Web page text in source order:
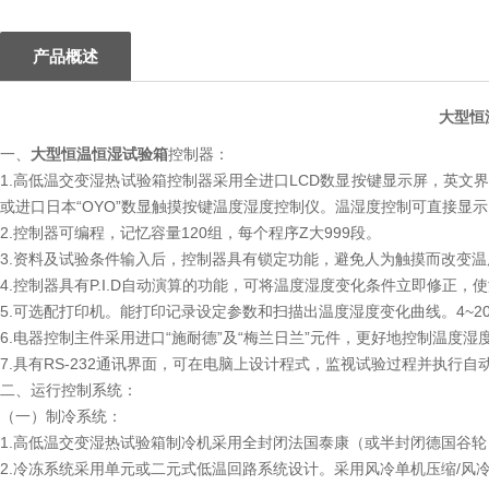
产品概述
大型恒
一、 大型恒温恒湿试验箱控制器：
1.高低温交变湿热试验箱控制器采用全进口LCD数显按键显示屏，英
或进口日本“OYO”数显触摸按键温度湿度控制仪。温湿度控制可直接显
2.控制器可编程，记忆容量120组，每个程序Z大999段。
3.资料及试验条件输入后，控制器具有锁定功能，避免人为触摸而改变
4.控制器具有P.I.D自动演算的功能，可将温度湿度变化条件立即修正，
5.可选配打印机。能打印记录设定参数和扫描出温度湿度变化曲线。
6.电器控制主件采用进口“施耐德”及“梅兰日兰”元件，更好地控制温度湿
7.具有RS-232通讯界面，可在电脑上设计程式，监视试验过程并执行自
二、运行控制系统：
（一）制冷系统：
1.高低温交变湿热试验箱制冷机采用全封闭法国泰康（或半封闭德国谷
2.冷冻系统采用单元或二元式低温回路系统设计。采用风冷单机压缩/风